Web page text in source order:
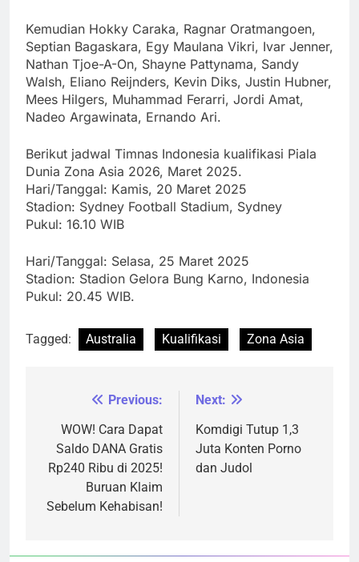
Kemudian Hokky Caraka, Ragnar Oratmangoen,
Septian Bagaskara, Egy Maulana Vikri, Ivar Jenner,
Nathan Tjoe-A-On, Shayne Pattynama, Sandy
Walsh, Eliano Reijnders, Kevin Diks, Justin Hubner,
Mees Hilgers, Muhammad Ferarri, Jordi Amat,
Nadeo Argawinata, Ernando Ari.
Berikut jadwal Timnas Indonesia kualifikasi Piala
Dunia Zona Asia 2026, Maret 2025.
Hari/Tanggal: Kamis, 20 Maret 2025
Stadion: Sydney Football Stadium, Sydney
Pukul: 16.10 WIB
Hari/Tanggal: Selasa, 25 Maret 2025
Stadion: Stadion Gelora Bung Karno, Indonesia
Pukul: 20.45 WIB.
Tagged: Australia Kualifikasi Zona Asia
Navigasi
pos
Previous:
WOW! Cara Dapat
Saldo DANA Gratis
Rp240 Ribu di 2025!
Buruan Klaim
Sebelum Kehabisan!
Next:
Komdigi Tutup 1,3
Juta Konten Porno
dan Judol